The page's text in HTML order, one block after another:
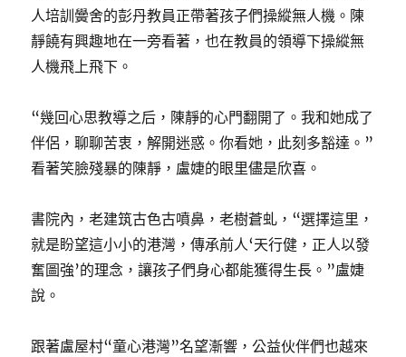
人培訓黌舍的彭丹教員正帶著孩子們操縱無人機。陳
靜饒有興趣地在一旁看著，也在教員的領導下操縱無
人機飛上飛下。
“幾回心思教導之后，陳靜的心門翻開了。我和她成了
伴侶，聊聊苦衷，解開迷惑。你看她，此刻多豁達。”
看著笑臉殘暴的陳靜，盧婕的眼里儘是欣喜。
書院內，老建筑古色古噴鼻，老樹蒼虬，“選擇這里，
就是盼望這小小的港灣，傳承前人‘天行健，正人以發
奮圖強’的理念，讓孩子們身心都能獲得生長。”盧婕
說。
跟著盧屋村“童心港灣”名望漸響，公益伙伴們也越來